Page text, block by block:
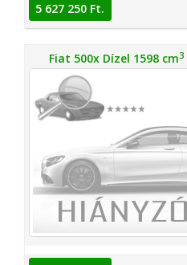
5 627 250 Ft.
Fiat 500x Dízel 1598 cm3